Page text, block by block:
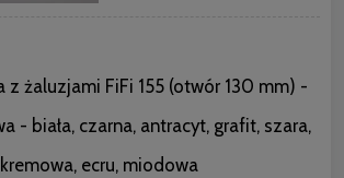
z żaluzjami FiFi 155 (otwór 130 mm) -
- biała, czarna, antracyt, grafit, szara,
kremowa, ecru, miodowa